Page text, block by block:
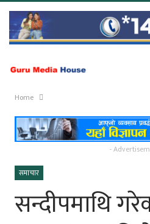
Home
-
समाचार
सन्दीपमाथि